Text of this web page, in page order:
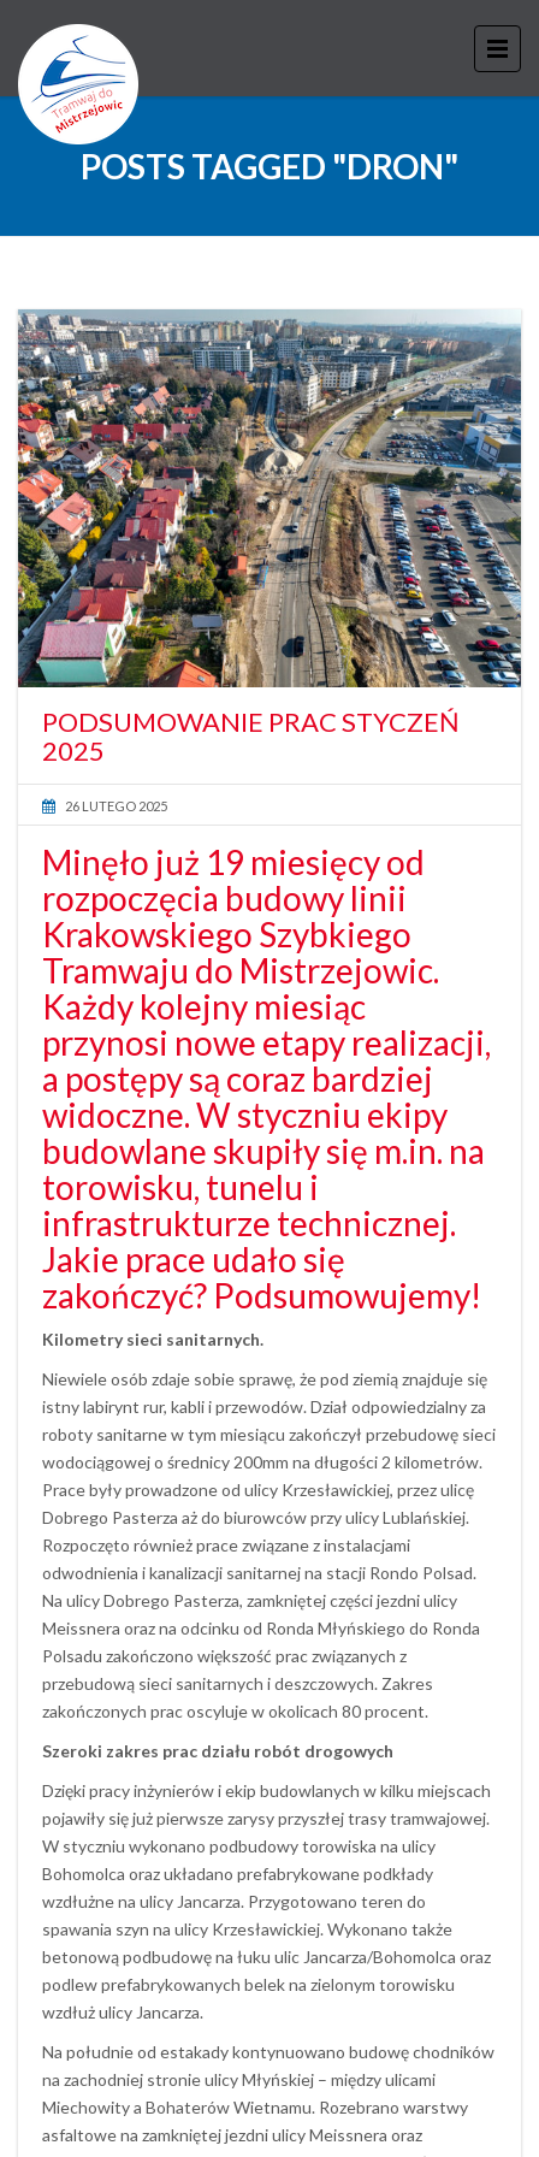
POSTS TAGGED "DRON"
PODSUMOWANIE PRAC STYCZEŃ
2025
26 LUTEGO 2025
Minęło już 19 miesięcy od
rozpoczęcia budowy linii
Krakowskiego Szybkiego
Tramwaju do Mistrzejowic.
Każdy kolejny miesiąc
przynosi nowe etapy realizacji,
a postępy są coraz bardziej
widoczne. W styczniu ekipy
budowlane skupiły się m.in. na
torowisku, tunelu i
infrastrukturze technicznej.
Jakie prace udało się
zakończyć? Podsumowujemy!
Kilometry sieci sanitarnych.
Niewiele osób zdaje sobie sprawę, że pod ziemią znajduje się
istny labirynt rur, kabli i przewodów. Dział odpowiedzialny za
roboty sanitarne w tym miesiącu zakończył przebudowę sieci
wodociągowej o średnicy 200mm na długości 2 kilometrów.
Prace były prowadzone od ulicy Krzesławickiej, przez ulicę
Dobrego Pasterza aż do biurowców przy ulicy Lublańskiej.
Rozpoczęto również prace związane z instalacjami
odwodnienia i kanalizacji sanitarnej na stacji Rondo Polsad.
Na ulicy Dobrego Pasterza, zamkniętej części jezdni ulicy
Meissnera oraz na odcinku od Ronda Młyńskiego do Ronda
Polsadu zakończono większość prac związanych z
przebudową sieci sanitarnych i deszczowych. Zakres
zakończonych prac oscyluje w okolicach 80 procent.
Szeroki zakres prac działu robót drogowych
Dzięki pracy inżynierów i ekip budowlanych w kilku miejscach
pojawiły się już pierwsze zarysy przyszłej trasy tramwajowej.
W styczniu wykonano podbudowy torowiska na ulicy
Bohomolca oraz układano prefabrykowane podkłady
wzdłużne na ulicy Jancarza. Przygotowano teren do
spawania szyn na ulicy Krzesławickiej. Wykonano także
betonową podbudowę na łuku ulic Jancarza/Bohomolca oraz
podlew prefabrykowanych belek na zielonym torowisku
wzdłuż ulicy Jancarza.
Na południe od estakady kontynuowano budowę chodników
na zachodniej stronie ulicy Młyńskiej – między ulicami
Miechowity a Bohaterów Wietnamu. Rozebrano warstwy
asfaltowe na zamkniętej jezdni ulicy Meissnera oraz